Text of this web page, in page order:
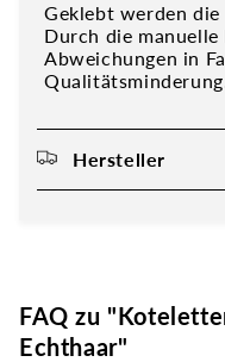
Geklebt werden
Durch die
Abweichungen in
Hersteller
FAQ zu
Echthaar"